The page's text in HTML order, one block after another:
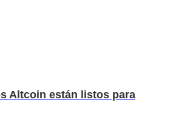
Altcoin están listos para